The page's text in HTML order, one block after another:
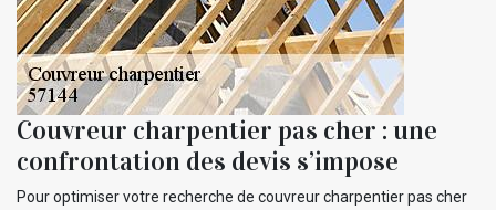
Couvreur charpentier pas cher : une
confrontation des devis s’impose
Pour optimiser votre recherche de couvreur charpentier pas cher